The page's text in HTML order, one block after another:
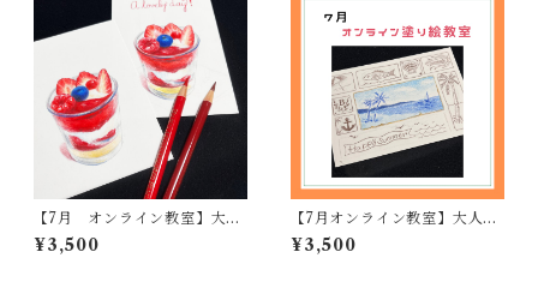
【7月 オンライン教室】大人
のアート塗り絵
¥3,500
【7月オンライン教室】大人の
アート塗り絵
¥3,500